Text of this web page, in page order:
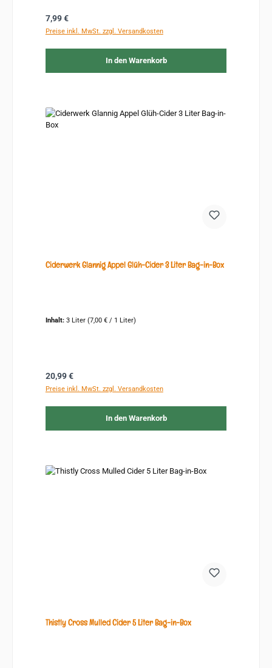
Regulärer Preis:
7,99 €
Preise inkl. MwSt. zzgl. Versandkosten
In den Warenkorb
Ciderwerk Glannig Appel Glüh-Cider 3 Liter Bag-in-Box
Inhalt: 3 Liter (7,00 € / 1 Liter)
Regulärer Preis:
20,99 €
Preise inkl. MwSt. zzgl. Versandkosten
In den Warenkorb
Thistly Cross Mulled Cider 5 Liter Bag-in-Box